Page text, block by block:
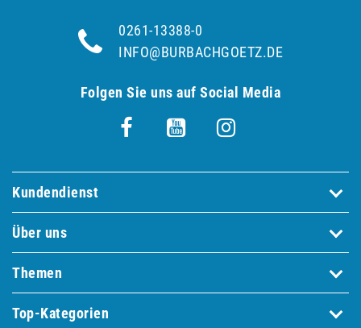
0261-13388-0
INFO@BURBACHGOETZ.DE
Folgen Sie uns auf Social Media
Kundendienst
Über uns
Themen
Top-Kategorien